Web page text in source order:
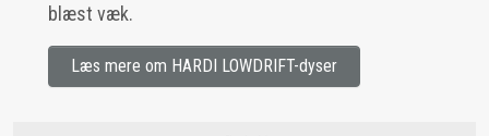
blæst væk.
Læs mere om HARDI LOWDRIFT-dyser